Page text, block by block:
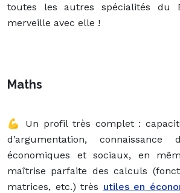
toutes les autres spécialités du
merveille avec elle !
Maths
💪 Un profil très complet :
d’argumentation, connaissance
économiques et sociaux, en
maîtrise parfaite des calculs
matrices, etc.) très utiles en